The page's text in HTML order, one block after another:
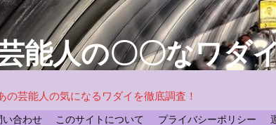
能人の〇〇なワダ
の芸能人の気になるワダイを徹底調査！
い合わせ このサイトについて プライバシーポリシー